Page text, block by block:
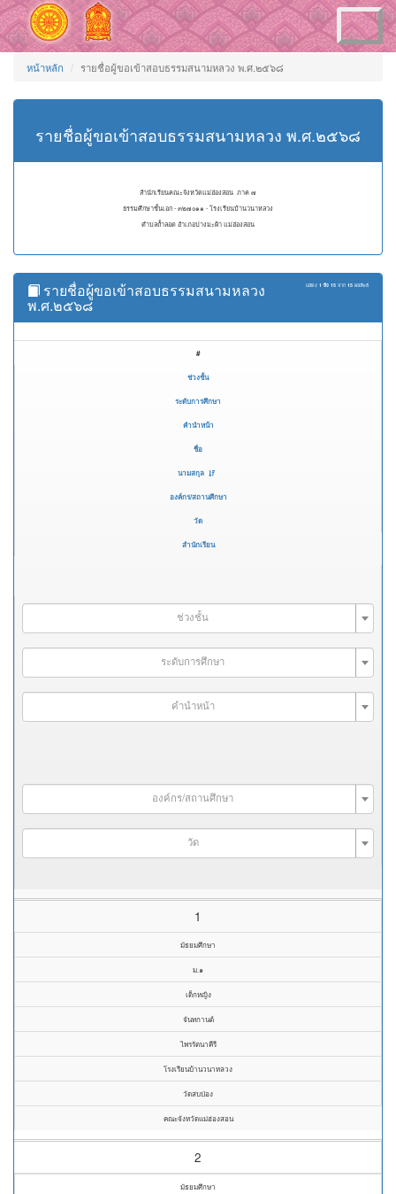
Toggle
navigation
หน้าหลัก รายชื่อผู้ขอเข้าสอบธรรมสนามหลวง พ.ศ.๒๕๖๘
รายชื่อผู้ขอเข้าสอบธรรมสนามหลวง พ.ศ.๒๕๖๘
สำนักเรียนคณะจังหวัดแม่ฮ่องสอน ภาค ๗
ธรรมศึกษาชั้นเอก - ๓๒๗๐๑๑ - โรงเรียนบ้านวนาหลวง
ตำบลถ้ำลอด อำเภอปางมะผ้า แม่ฮ่องสอน
แสดง 1 ถึง 15 จาก 15 ผลลัพธ์
รายชื่อผู้ขอเข้าสอบธรรมสนามหลวง
พ.ศ.๒๕๖๘
#
ช่วงชั้น
ระดับการศึกษา
คำนำหน้า
ชื่อ
นามสกุล
องค์กร/สถานศึกษา
วัด
สำนักเรียน
ช่วงชั้น
ระดับการศึกษา
คำนำหน้า
องค์กร/สถานศึกษา
วัด
1
มัธยมศึกษา
ม.๑
เด็กหญิง
จันทกานต์
ไพรรัตนาคีรี
โรงเรียนบ้านวนาหลวง
วัดสบป่อง
คณะจังหวัดแม่ฮ่องสอน
2
มัธยมศึกษา